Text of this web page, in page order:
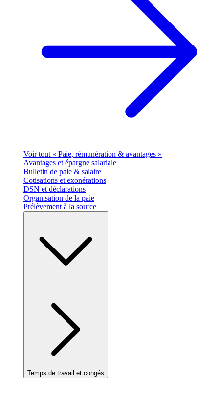
Voir tout « Paie, rémunération & avantages »
Avantages et épargne salariale
Bulletin de paie & salaire
Cotisations et exonérations
DSN et déclarations
Organisation de la paie
Prélèvement à la source
Temps de travail et congés